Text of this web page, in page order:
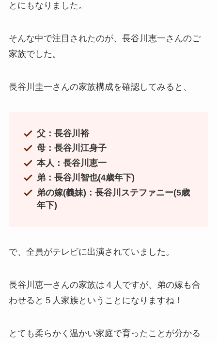
とにもなりました。
そんな中で注目されたのが、長谷川恵一さんのご
家族でした。
長谷川圭一さんの家族構成を確認してみると、
父：長谷川裕
母：長谷川江身子
本人：長谷川恵一
弟：長谷川智也(4歳年下)
弟の嫁(義妹)：長谷川ステファニー(5歳
年下)
で、全員がテレビに出演されていました。
長谷川恵一さんの家族は４人ですが、弟の嫁も合
わせると５人家族ということになりますね！
とても柔らかく温かい家庭で育ったことが分かる